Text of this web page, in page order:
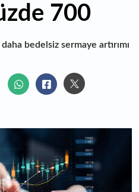
700
bedelsiz sermaye artırımı